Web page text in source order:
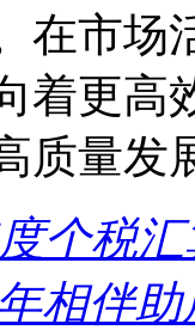
在市场
着更高
质量发
个税
相伴